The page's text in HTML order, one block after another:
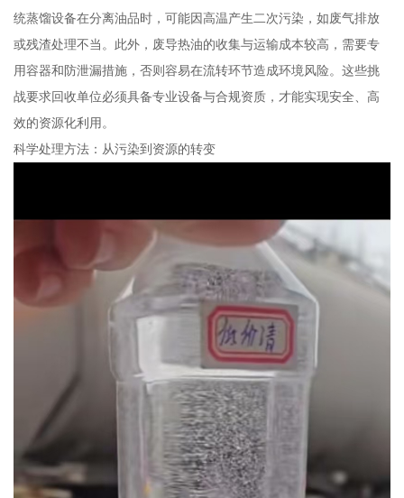
统蒸馏设备在分离油品时，可能因高温产生二次污染，如废气排放
或残渣处理不当。此外，废导热油的收集与运输成本较高，需要专
用容器和防泄漏措施，否则容易在流转环节造成环境风险。这些挑
战要求回收单位必须具备专业设备与合规资质，才能实现安全、高
效的资源化利用。
科学处理方法：从污染到资源的转变